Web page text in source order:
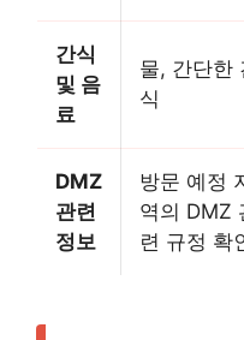
간식
및 음
료
물, 간단한
식
DMZ
관련
정보
방문 예정
역의 DMZ
련 규정 확